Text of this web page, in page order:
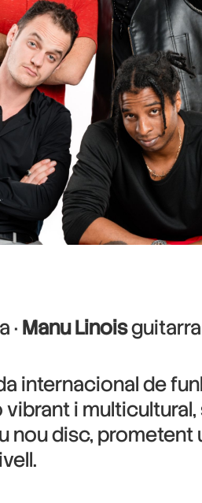
· Manu Linoisguitarra
internacional de
i
nou disc,